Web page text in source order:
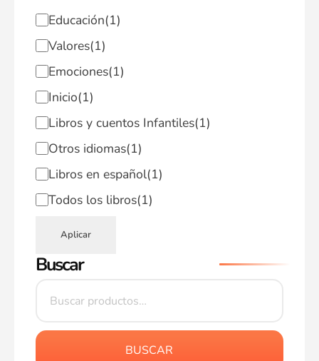
Educación(1)
Valores(1)
Emociones(1)
Inicio(1)
Libros y cuentos Infantiles(1)
Otros idiomas(1)
Libros en español(1)
Todos los libros(1)
Aplicar
Buscar
BUSCAR